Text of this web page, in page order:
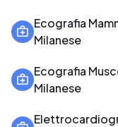
Ecografia
Milanese
Ecografia
Milanese